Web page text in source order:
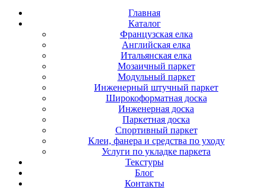
Главная
Каталог
Французская елка
Английская елка
Итальянская елка
Мозаичный паркет
Модульный паркет
Инженерный штучный паркет
Широкоформатная доска
Инженерная доска
Паркетная доска
Спортивный паркет
Клеи, фанера и средства по уходу
Услуги по укладке паркета
Текстуры
Блог
Контакты